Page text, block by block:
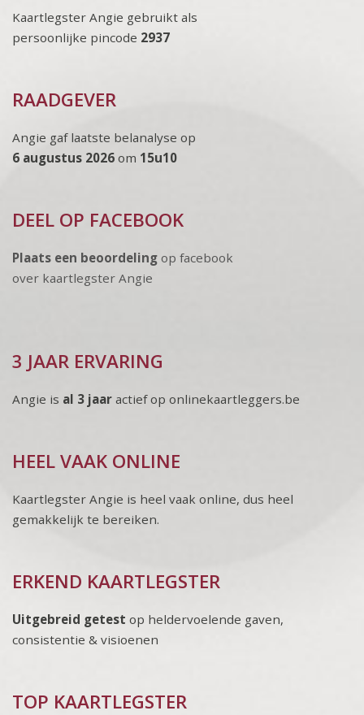
Kaartlegster Angie gebruikt als
persoonlijke pincode 2937
RAADGEVER
Angie gaf laatste belanalyse op
6 augustus 2026 om 15u10
DEEL OP FACEBOOK
Plaats een beoordeling op facebook
over kaartlegster Angie
3 JAAR ERVARING
Angie is al 3 jaar actief op onlinekaartleggers.be
HEEL VAAK ONLINE
Kaartlegster Angie is heel vaak online, dus heel
gemakkelijk te bereiken.
ERKEND KAARTLEGSTER
Uitgebreid getest op heldervoelende gaven,
consistentie & visioenen
TOP KAARTLEGSTER